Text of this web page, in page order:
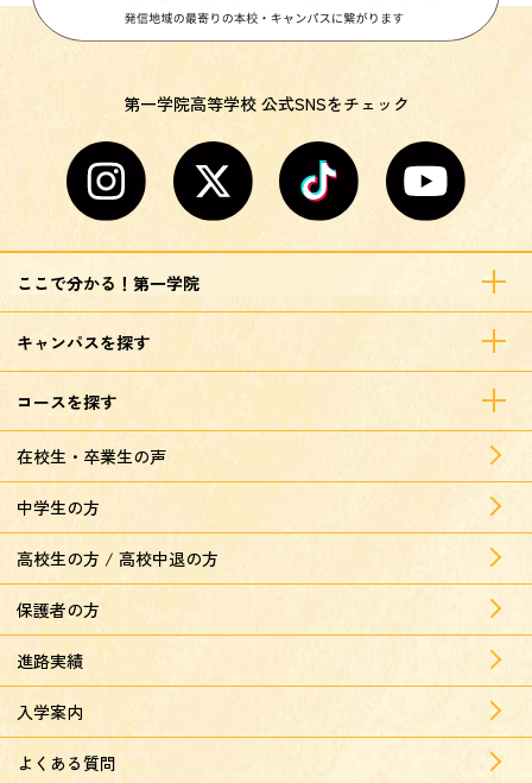
第一学院高等学校 公式SNSをチェック
ここで分かる！第一学院
キャンパスを探す
コースを探す
在校生・卒業生の声
中学生の方
高校生の方 / 高校中退の方
保護者の方
進路実績
入学案内
よくある質問